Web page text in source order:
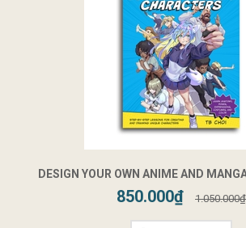
DESIGN YOUR OWN ANIME AND
850.000₫ 1.050.000₫